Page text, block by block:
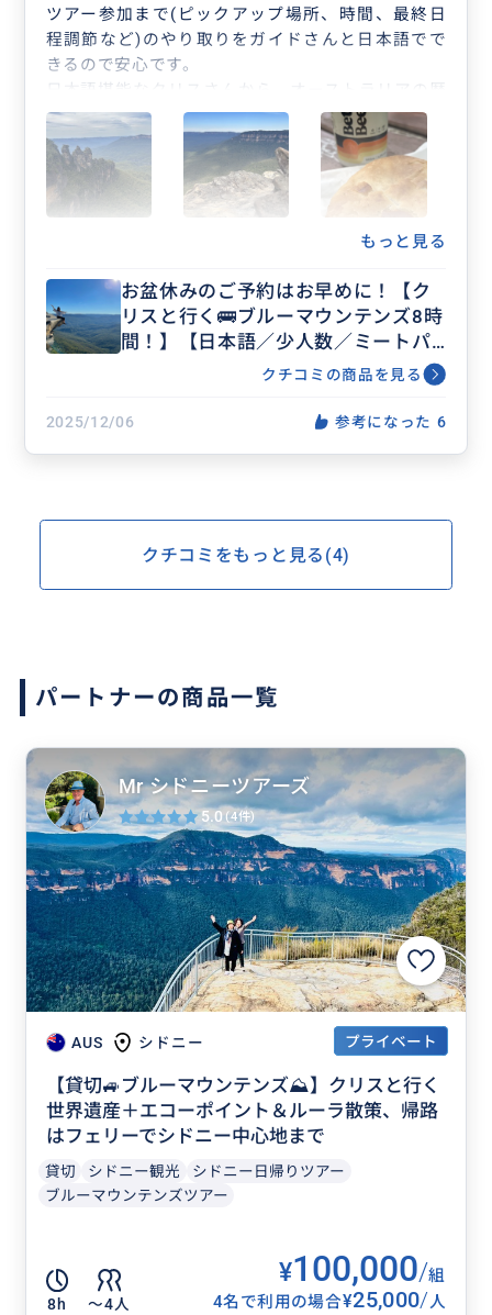
ツアー参加まで(ピックアップ場所、時間、最終日
程調節など)のやり取りをガイドさんと日本語でで
きるので安心です。
日本語堪能なクリスさんから、オーストラリアの歴
史やブルーマウンテンについての知識をバスで聞き
ながら目的地に着きます。
明るく気さくな人柄で、自然と笑顔になれる話し方
で、ツアーをより一層充実させてくれます。合間に
ミートパイを手配してくれて、公園で食べたのは、
オージーの休日を過ごしたような気持ちでいい思い
帰りは途中からフェリー⛴️に乗ってシティーへ戻る
ので、オペラハウスやハーバーブリッジを海から眺
められるので、かなり特別感がありました。
ホスピタリティーに溢れたクリスさんとのツアーは
もっと見る
お盆休みのご予約はお早めに！【ク
リスと行く🚌ブルーマウンテンズ8時
間！】【日本語／少人数／ミートパ
イ付き！】帰路はフェリーで海から
クチコミの商品を見る
2025/12/06 参考になった 6
クチコミをもっと見る(4)
パートナーの商品一覧
AUS シドニー プライベート
【貸切🚙ブルーマウンテンズ⛰️】クリスと行く
世界遺産＋エコーポイント＆ルーラ散策、帰路
はフェリーでシドニー中心地まで
貸切 シドニー観光
シドニー日帰りツアー
ブルーマウンテンズツアー
8h 〜4人
¥100,000/組
4名で利用の場合¥25,000/人
Mr シドニーツアーズ
5.0 (4件)